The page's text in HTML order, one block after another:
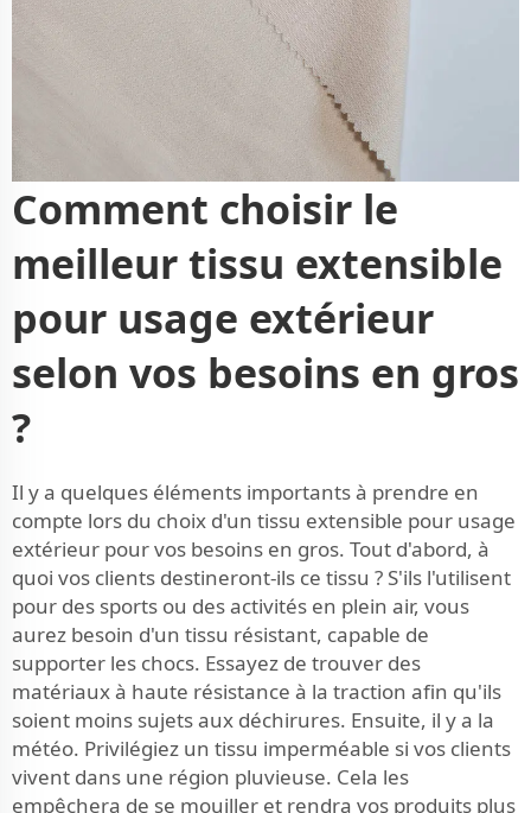
Comment choisir le
meilleur tissu extensible
pour usage extérieur
selon vos besoins en gros
?
Il y a quelques éléments importants à prendre en
compte lors du choix d'un tissu extensible pour usage
extérieur pour vos besoins en gros. Tout d'abord, à
quoi vos clients destineront-ils ce tissu ? S'ils l'utilisent
pour des sports ou des activités en plein air, vous
aurez besoin d'un tissu résistant, capable de
supporter les chocs. Essayez de trouver des
matériaux à haute résistance à la traction afin qu'ils
soient moins sujets aux déchirures. Ensuite, il y a la
météo. Privilégiez un tissu imperméable si vos clients
vivent dans une région pluvieuse. Cela les
empêchera de se mouiller et rendra vos produits plus